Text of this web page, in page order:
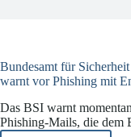
Bundesamt für
warnt vor Phishing mit
Das BSI warnt
Phishing-Mails, die dem